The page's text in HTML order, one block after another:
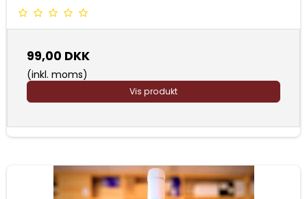
99,00 DKK
(inkl. moms)
Vis produkt